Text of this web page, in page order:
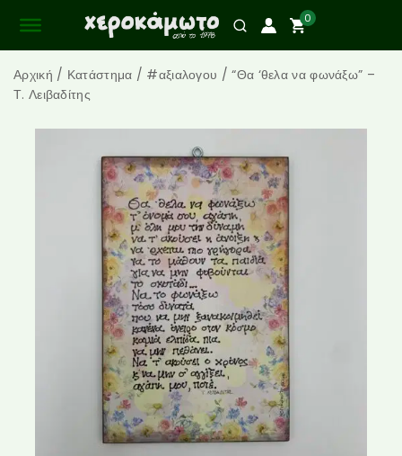
0
Αρχική / Κατάστημα / #αξιαλογου / “Θα ‘θελα να φωνάξω” –
Τ. Λειβαδίτης